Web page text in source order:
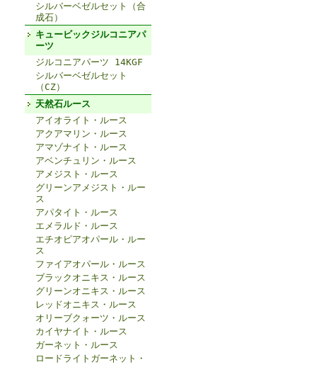
シルバーベゼルセット（合
成石）
キュービックジルコニアパ
ーツ
ジルコニアパーツ 14KGF
シルバーベゼルセット
（CZ）
天然石ルース
アイオライト・ルース
アクアマリン・ルース
アマゾナイト・ルース
アベンチュリン・ルース
アメジスト・ルース
グリーンアメジスト・ルー
ス
アパタイト・ルース
エメラルド・ルース
エチオピアオパール・ルー
ス
ファイアオパール・ルース
ブラックオニキス・ルース
グリーンオニキス・ルース
レッドオニキス・ルース
オリーブクォーツ・ルース
カイヤナイト・ルース
ガーネット・ルース
ロードライトガーネット・